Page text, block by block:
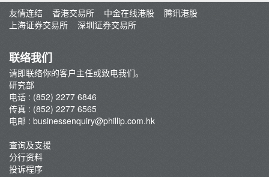
友情连结
香港交易所 中金在线港股
腾讯港股
上海证券交易所
深圳证券交易所
联络我们
请即联络你的客户主任或致电我们。
研究部
电话 : (852) 2277 6846
传真 : (852) 2277 6565
电邮 : businessenquiry@phillip.com.hk
查询及支援
分行资料
投诉程序